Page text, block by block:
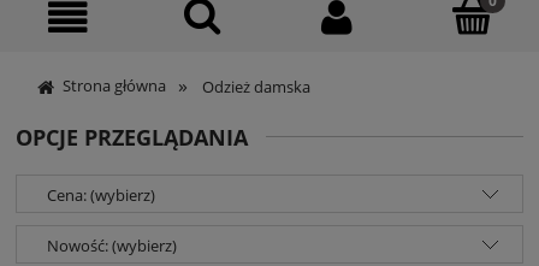
Strona główna » Odzież damska
OPCJE PRZEGLĄDANIA
Cena: (wybierz)
Nowość: (wybierz)